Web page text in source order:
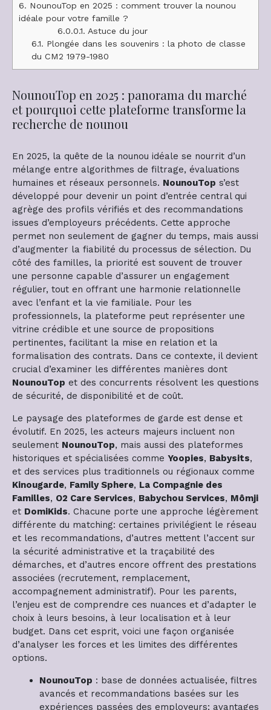
6. NounouTop en 2025 : comment trouver la nounou
idéale pour votre famille ?
6.0.0.1. Astuce du jour
6.1. Plongée dans les souvenirs : la photo de classe
du CM2 1979-1980
NounouTop en 2025 : panorama du marché
et pourquoi cette plateforme transforme la
recherche de nounou
En 2025, la quête de la nounou idéale se nourrit d’un
mélange entre algorithmes de filtrage, évaluations
humaines et réseaux personnels. NounouTop s’est
développé pour devenir un point d’entrée central qui
agrège des profils vérifiés et des recommandations
issues d’employeurs précédents. Cette approche
permet non seulement de gagner du temps, mais aussi
d’augmenter la fiabilité du processus de sélection. Du
côté des familles, la priorité est souvent de trouver
une personne capable d’assurer un engagement
régulier, tout en offrant une harmonie relationnelle
avec l’enfant et la vie familiale. Pour les
professionnels, la plateforme peut représenter une
vitrine crédible et une source de propositions
pertinentes, facilitant la mise en relation et la
formalisation des contrats. Dans ce contexte, il devient
crucial d’examiner les différentes manières dont
NounouTop et des concurrents résolvent les questions
de sécurité, de disponibilité et de coût.
Le paysage des plateformes de garde est dense et
évolutif. En 2025, les acteurs majeurs incluent non
seulement NounouTop, mais aussi des plateformes
historiques et spécialisées comme Yoopies, Babysits,
et des services plus traditionnels ou régionaux comme
Kinougarde, Family Sphere, La Compagnie des
Familles, O2 Care Services, Babychou Services, Mômji
et DomiKids. Chacune porte une approche légèrement
différente du matching: certaines privilégient le réseau
et les recommandations, d’autres mettent l’accent sur
la sécurité administrative et la traçabilité des
démarches, et d’autres encore offrent des prestations
associées (recrutement, remplacement,
accompagnement administratif). Pour les parents,
l’enjeu est de comprendre ces nuances et d’adapter le
choix à leurs besoins, à leur localisation et à leur
budget. Dans cet esprit, voici une façon organisée
d’analyser les forces et les limites des différentes
options.
NounouTop : base de données actualisée, filtres
avancés et recommandations basées sur les
expériences passées des employeurs; avantages